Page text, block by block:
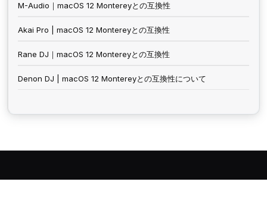
M-Audio｜macOS 12 Montereyとの互換性
Akai Pro | macOS 12 Montereyとの互換性
Rane DJ｜macOS 12 Montereyとの互換性
Denon DJ | macOS 12 Montereyとの互換性について